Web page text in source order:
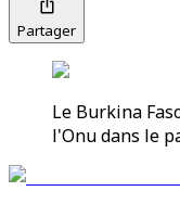
Partager
Le Burkina
l'Onu dans le